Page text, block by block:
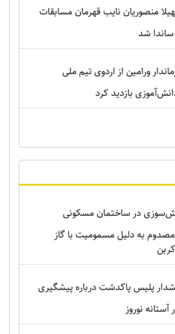
منصوریان نایب قهرمان مسابقات
شد
ورامین از اردوی تیم ملی
بازدید کرد
در ساختمان مسکونی
پوئینک: 7 مصدوم به دلیل مسمومیت با گاز
پلیس پاکدشت درباره پیشگیری
نوروز